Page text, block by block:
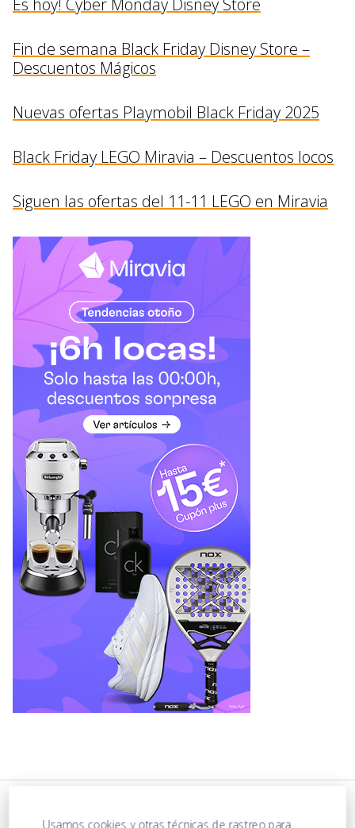
Fin de semana Black Friday Disney Store –
Descuentos Mágicos
Nuevas ofertas Playmobil Black Friday 2025
Black Friday LEGO Miravia – Descuentos locos
Siguen las ofertas del 11-11 LEGO en Miravia
Usamos cookies y otras técnicas de rastreo para